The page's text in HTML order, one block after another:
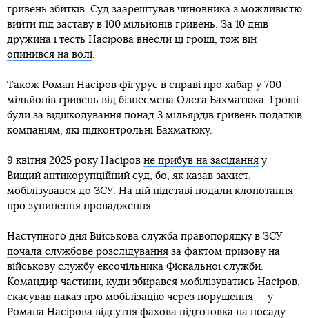
гривень збитків. Суд заарештував чиновника з можливістю
вийти під заставу в 100 мільйонів гривень. За 10 днів
дружина і тесть Насірова внесли ці гроші, тож він
опинився на волі
Також Роман Насіров фігурує в справі про хабар у 700
мільйонів гривень від бізнесмена Олега Бахматюка. Гроші
були за відшкодування понад 3 мільярдів гривень податків
компаніям, які підконтрольні Бахматюку.
9 квітня 2025 року Насіров не прибув на засідання у
Вищий антикорупційний суд, бо, як казав захист,
мобілізувався до ЗСУ. На цій підставі подали клопотання
про зупинення провадження.
Наступного дня Військова служба правопорядку в ЗСУ
почала службове розслідування за фактом призову на
військову службу ексочільника Фіскальної служби.
Командир частини, куди збирався мобілізуватись Насіров,
скасував наказ про мобілізацію через порушення — у
Романа Насірова відсутня фахова підготовка на посаду